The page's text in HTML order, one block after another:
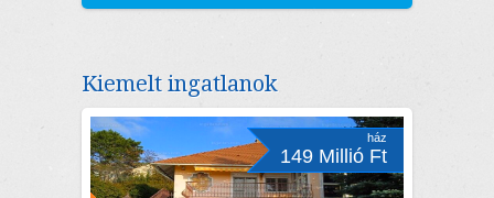
Kiemelt ingatlanok
ház
149 Millió Ft